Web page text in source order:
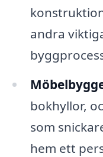
andra
bokhyllor,
som
hem ett